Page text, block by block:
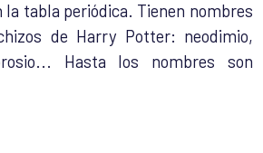
la tabla periódica. Tienen nombres
de Harry Potter: neodimio,
Hasta los nombres son